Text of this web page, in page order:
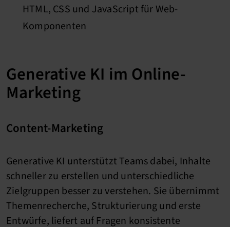
HTML, CSS und JavaScript für Web-
Komponenten
Generative KI im Online-
Marketing
Content-Marketing
Generative KI unterstützt Teams dabei, Inhalte
schneller zu erstellen und unterschiedliche
Zielgruppen besser zu verstehen. Sie übernimmt
Themenrecherche, Strukturierung und erste
Entwürfe, liefert auf Fragen konsistente